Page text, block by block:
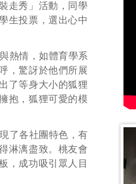
走秀」活動，同學
生投票，選出心中
熱情，如體育學系
，驚訝於他們所展
了等身大小的狐狸
抱，狐狸可愛的模
了各社團特色，有
淋漓盡致。桃友會
，成功吸引眾人目